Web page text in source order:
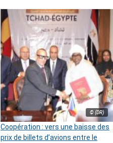
© (DR)
Coopération : vers une baisse des
prix de billets d’avions entre le